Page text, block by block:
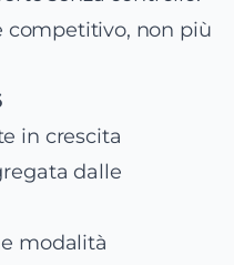
competitivo, non più
in crescita
dalle
modalità